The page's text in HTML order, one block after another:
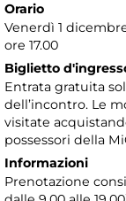
Orario
Venerdì 1
ore 17.00
Biglietto
Entrata gratuita
dell’incontro. Le
visitate
possessori della
Informazioni
Prenotazione